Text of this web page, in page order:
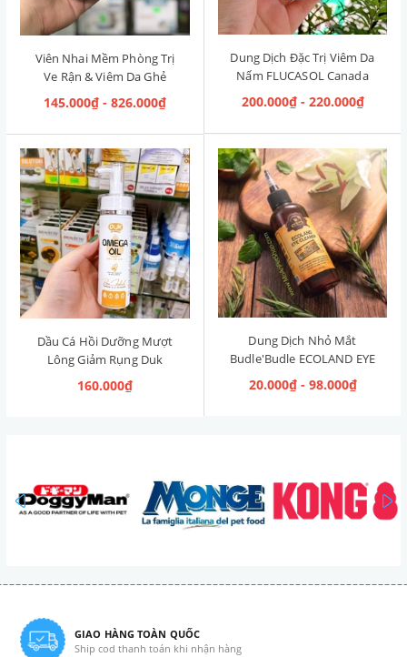
Viên Nhai Mềm Phòng Trị
Ve Rận & Viêm Da Ghẻ
NexGard Pháp (2kg-4kg)
145.000₫ - 826.000₫
Dung Dịch Đặc Trị Viêm Da
Nấm FLUCASOL Canada
5ml
200.000₫ - 220.000₫
Dầu Cá Hồi Dưỡng Mượt
Lông Giảm Rụng Duk
Omega Oil 150ml
160.000₫
Dung Dịch Nhỏ Mắt
Budle'Budle ECOLAND EYE
CLEANER Hàn Quốc 120ml
20.000₫ - 98.000₫
prev
GIAO HÀNG TOÀN QUỐC
Ship cod thanh toán khi nhận hàng